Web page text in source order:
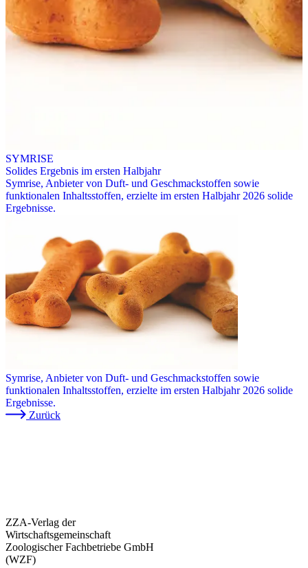
SYMRISE
Solides Ergebnis im ersten Halbjahr
Symrise, Anbieter von Duft- und Geschmackstoffen sowie
funktionalen Inhaltsstoffen, erzielte im ersten Halbjahr 2026 solide
Ergebnisse.
Symrise, Anbieter von Duft- und Geschmackstoffen sowie
funktionalen Inhaltsstoffen, erzielte im ersten Halbjahr 2026 solide
Ergebnisse.
Zurück
ZZA-Verlag der
Wirtschaftsgemeinschaft
Zoologischer Fachbetriebe GmbH
(WZF)